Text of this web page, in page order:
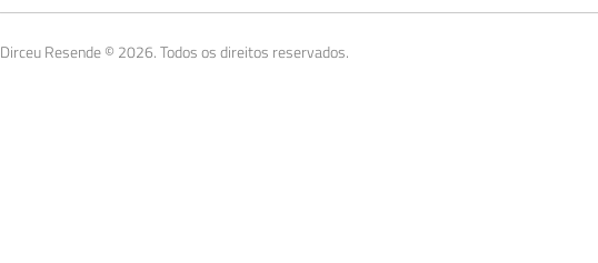
Dirceu Resende © 2026. Todos os direitos reservados.